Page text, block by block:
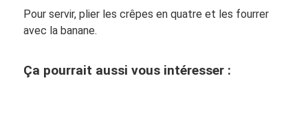
Pour servir, plier les crêpes en quatre et les fourrer
avec la banane.
Ça pourrait aussi vous intéresser :